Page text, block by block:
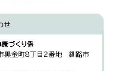
せ
づくり係
金町8丁目2番地 釧路市